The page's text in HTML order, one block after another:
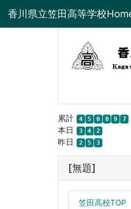
香川県立笠田高等学校
累計 4 5 0 0 9 7
本日 3 4 2
昨日 2 5 3
[無題]
笠田高校TOP